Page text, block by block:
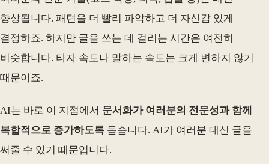
향상됩니다. 패턴을 더 빨리 파악하고 더 자신감 있게
결정하죠. 하지만 글을 쓰는 데 걸리는 시간은 여전히
비슷합니다. 타자 속도나 말하는 속도는 크게 변하지 않기
때문이죠.
AI는 바로 이 지점에서 문서화가 여러분의 전문성과 함께
복합적으로 증가하도록 돕습니다. AI가 여러분 대신 글을
써줄 수 있기 때문입니다.